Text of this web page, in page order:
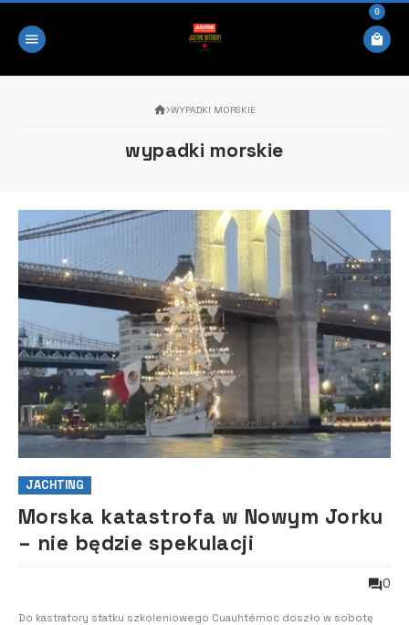
0
WYPADKI MORSKIE
wypadki morskie
JACHTING
Morska katastrofa w Nowym Jorku
– nie będzie spekulacji
0
Do kastratory statku szkoleniowego Cuauhtémoc doszło w sobotę